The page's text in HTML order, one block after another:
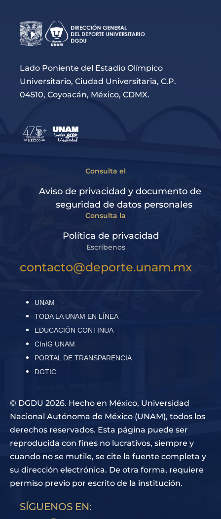
Lado Poniente del Estadio Olímpico
Universitario, Ciudad Universitaria, C.P.
04510, Coyoacán, México, CDMX.
Consulta el
Aviso de privacidad y documento de
seguridad de datos personales
Consulta la
Política de privacidad
Escríbenos
contacto@deporte.unam.mx
UNAM
TODA LA UNAM EN LÍNEA
EDUCACIÓN CONTINUA
CInIG UNAM
PORTAL DE TRANSPARENCIA
DGTIC
© DGDU 2026. Hecho en México, Universidad
Nacional Autónoma de México (UNAM), todos los
derechos reservados. Esta página puede ser
reproducida con fines no lucrativos, siempre y
cuando no se mutile, se cite la fuente completa y
su dirección electrónica. De otra forma, requiere
permiso previo por escrito de la institución.
SÍGUENOS EN: